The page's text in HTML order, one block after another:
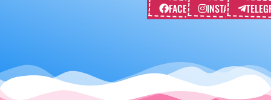
FACEBOOKINSTAGRAM